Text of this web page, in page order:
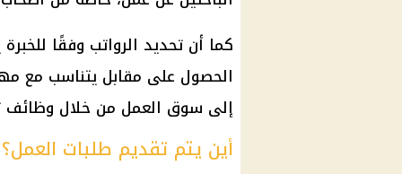
كما أن تحديد الرواتب وفقًا
الحصول على مقابل يتناسب مع
إلى سوق العمل من خلال وظائف
أين يتم تقديم طلبات العمل؟